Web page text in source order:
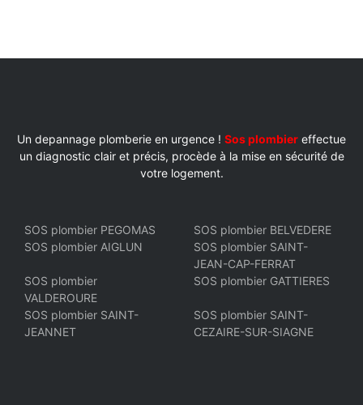
Un depannage plomberie en urgence ! Sos plombier effectue
un diagnostic clair et précis, procède à la mise en sécurité de
votre logement.
SOS plombier PEGOMAS
SOS plombier BELVEDERE
SOS plombier AIGLUN
SOS plombier SAINT-
JEAN-CAP-FERRAT
SOS plombier
VALDEROURE
SOS plombier GATTIERES
SOS plombier SAINT-
JEANNET
SOS plombier SAINT-
CEZAIRE-SUR-SIAGNE